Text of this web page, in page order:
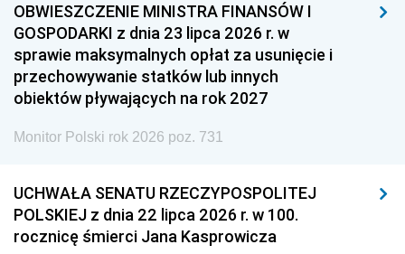
OBWIESZCZENIE MINISTRA FINANSÓW I
GOSPODARKI z dnia 23 lipca 2026 r. w
sprawie maksymalnych opłat za usunięcie i
przechowywanie statków lub innych
obiektów pływających na rok 2027
Monitor Polski rok 2026 poz. 731
UCHWAŁA SENATU RZECZYPOSPOLITEJ
POLSKIEJ z dnia 22 lipca 2026 r. w 100.
rocznicę śmierci Jana Kasprowicza